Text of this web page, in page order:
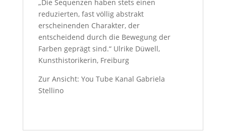
„Die Sequenzen haben stets einen
reduzierten, fast völlig abstrakt
erscheinenden Charakter, der
entscheidend durch die Bewegung der
Farben geprägt sind.“ Ulrike Düwell,
Kunsthistorikerin, Freiburg
Zur Ansicht: You Tube Kanal Gabriela
Stellino